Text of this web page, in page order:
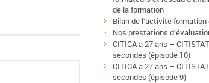
de la formation
Bilan de l’activité formation
Nos prestations
CITICA a 27 ans –
secondes (épisode 10)
CITICA a 27 ans –
secondes (épisode 9)